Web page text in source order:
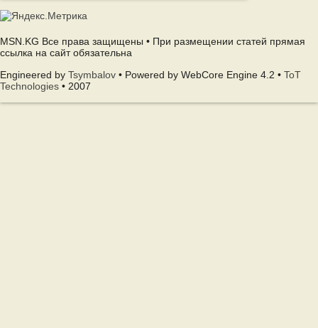
MSN.KG Все права защищены • При размещении статей прямая
ссылка на сайт обязательна
Engineered by Tsymbalov • Powered by WebCore Engine 4.2 • ToT
Technologies • 2007